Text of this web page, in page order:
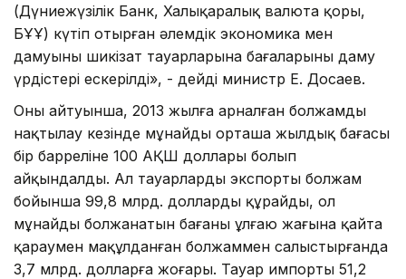
(Дүниежүзілік Банк, Халықаралық валюта қоры,
БҰҰ) күтіп отырған әлемдік экономика мен
дамуының шикізат тауарларына бағаларының даму
үрдістері ескерілді», - дейді министр Е. Досаев.
Оның айтуынша, 2013 жылға арналған болжамды
нақтылау кезінде мұнайдың орташа жылдық бағасы
бір барреліне 100 АҚШ доллары болып
айқындалды. Ал тауарлардың экспорты болжам
бойынша 99,8 млрд. долларды құрайды, ол
мұнайдың болжанатын бағаны ұлғаю жағына қайта
қараумен мақұлданған болжаммен салыстырғанда
3,7 млрд. долларға жоғары. Тауар импорты 51,2